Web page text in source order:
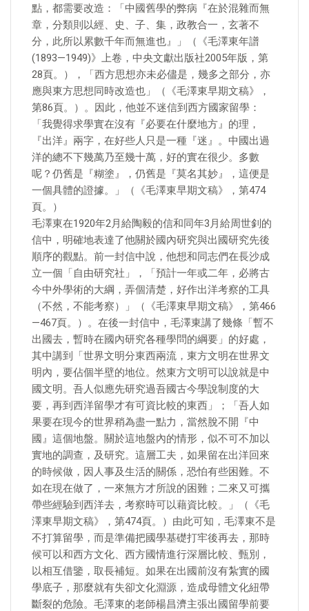
點，都需要改造：「中國舊學的弊病『在於混雜而無
章，分類則以經、史、子、集，政教合一，玄著不
分，此所以累數千年而無進也』」（《毛澤東年譜
(1893—1949)》上卷，中央文獻出版社2005年版，第
28頁。），「西方思想亦未必儘是，幾多之部分，亦
應與東方思想同時改造也」（《毛澤東早期文稿》，
第86頁。）。因此，他並不迷信到西方國家留學：
「我覺得求學實在沒有『必要在什麼地方』的理，
『出洋』兩字，在好些人只是一種『迷』。中國出過
洋的總不下幾萬乃至幾十萬，好的實在很少。多數
呢？仍舊是『糊塗』，仍舊是『莫名其妙』，這便是
一個具體的證據。」（《毛澤東早期文稿》，第474
頁。）
毛澤東在1920年2月給陶毅的信和同年3月給周世釗的
信中，明確地表達了他關於國內研究與出國研究先後
順序的觀點。前一封信中說，他想和同志們在長沙成
立一個「自由研究社」，「預計一年或二年，必將古
今中外學術的大綱，弄個清楚，好作出洋考察的工具
（不然，不能考察）」（《毛澤東早期文稿》，第466
—467頁。）。在後一封信中，毛澤東講了幾條「暫不
出國去，暫時在國內研究各種學問的綱要」的好處，
其中講到「世界文明分東西兩流，東方文明在世界文
明內，要佔個半壁的地位。然東方文明可以說就是中
國文明。吾人似應先研究過吾國古今學說制度的大
要，再到西洋留學才有可資比較的東西」；「吾人如
果要在現今的世界稍為盡一點力，當然脫不開『中
國』這個地盤。關於這地盤內的情形，似不可不加以
實地的調查，及研究。這層工夫，如果留在出洋回來
的時候做，因人事及生活的關係，恐怕有些困難。不
如在現在做了，一來無方才所說的困難；二來又可攜
帶些經驗到西洋去，考察時可以藉資比較。」（《毛
澤東早期文稿》，第474頁。）由此可知，毛澤東不是
不打算留學，而是準備把國學基礎打牢後再去，那時
候可以和西方文化、西方國情進行深層比較、甄別，
以相互借鑒，取長補短。如果在出國前沒有紮實的國
學底子，那麼就有失卻文化淵源，造成母體文化紐帶
斷裂的危險。毛澤東的老師楊昌濟主張出國留學前要